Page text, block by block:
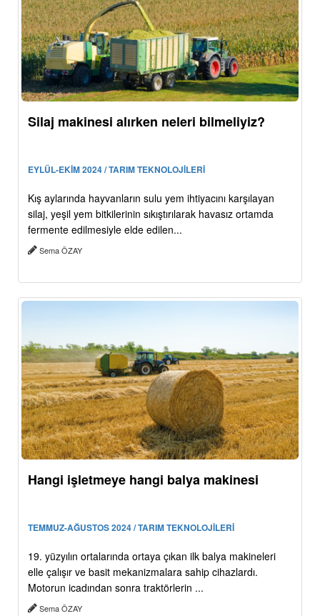
Silaj makinesi alırken neleri bilmeliyiz?
EYLÜL-EKİM 2024 / TARIM TEKNOLOJİLERİ
Kış aylarında hayvanların sulu yem ihtiyacını karşılayan
silaj, yeşil yem bitkilerinin sıkıştırılarak havasız ortamda
fermente edilmesiyle elde edilen...
Sema ÖZAY
Hangi işletmeye hangi balya makinesi
TEMMUZ-AĞUSTOS 2024 / TARIM TEKNOLOJİLERİ
19. yüzyılın ortalarında ortaya çıkan ilk balya makineleri
elle çalışır ve basit mekanizmalara sahip cihazlardı.
Motorun icadından sonra traktörlerin ...
Sema ÖZAY